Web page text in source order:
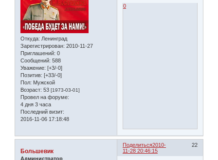
Откуда: Ленинград
Зарегистрирован: 2010-11-27
Приглашений: 0
Сообщений: 588
Уважение: [+3/-0]
Позитив: [+33/-0]
Пол: Мужской
Возраст: 53 [1973-03-01]
Провел на форуме:
4 дня 3 часа
Последний визит:
2016-11-06 17:18:48
0
Поделиться 22
2010-
11-28 20:46:15
Большевик
Администратор